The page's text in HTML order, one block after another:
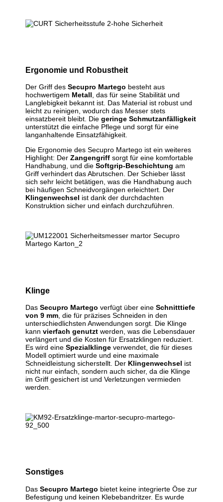
Ergonomie und Robustheit
Der Griff desSecupro Martego besteht aus
hochwertigem Metall, das für seine Stabilität und
Langlebigkeit bekannt ist. Das Material ist robust und
leicht zu reinigen, wodurch das Messer stets
einsatzbereit bleibt. Diegeringe Schmutzanfälligkeit
unterstützt die einfache Pflege und sorgt für eine
langanhaltende Einsatzfähigkeit.
Die Ergonomie des Secupro Martego ist ein weiteres
Highlight: DerZangengriff sorgt für eine komfortable
Handhabung, und dieSoftgrip-Beschichtung am
Griff verhindert das Abrutschen. Der Schieber lässt
sich sehr leicht betätigen, was die Handhabung auch
bei häufigen Schneidvorgängen erleichtert. Der
Klingenwechsel ist dank der durchdachten
Konstruktion sicher und einfach durchzuführen.
Klinge
DasSecupro Martego verfügt über eineSchnitttiefe
von 9 mm , die für präzises Schneiden in den
unterschiedlichsten Anwendungen sorgt. Die Klinge
kannvierfach genutzt werden, was die Lebensdauer
verlängert und die Kosten für Ersatzklingen reduziert.
Es wird eineSpezialklinge verwendet, die für dieses
Modell optimiert wurde und eine maximale
Schneidleistung sicherstellt. Der Klingenwechsel ist
nicht nur einfach, sondern auch sicher, da die Klinge
im Griff gesichert ist und Verletzungen vermieden
werden.
Sonstiges
DasSecupro Martego bietet keine integrierte Öse zur
Befestigung und keinen Klebebandritzer. Es wurde